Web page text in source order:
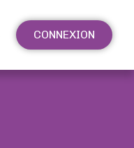
CONNEXION